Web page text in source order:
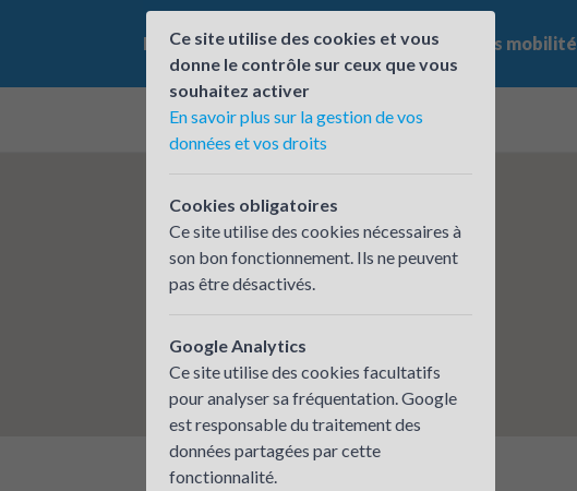
Le challenge Qui participe ? Les offres mobilité
Ce site utilise des cookies et vous
donne le contrôle sur ceux que vous
souhaitez activer
En savoir plus sur la gestion de vos
données et vos droits
Cookies obligatoires
Ce site utilise des cookies nécessaires à
son bon fonctionnement. Ils ne peuvent
pas être désactivés.
Google Analytics
Ce site utilise des cookies facultatifs
pour analyser sa fréquentation. Google
est responsable du traitement des
données partagées par cette
fonctionnalité.